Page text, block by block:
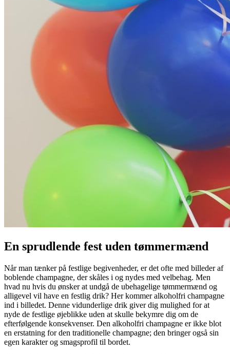
En sprudlende fest uden tømmermænd
Når man tænker på festlige begivenheder, er det ofte med billeder af
boblende champagne, der skåles i og nydes med velbehag. Men
hvad nu hvis du ønsker at undgå de ubehagelige tømmermænd og
alligevel vil have en festlig drik? Her kommer alkoholfri champagne
ind i billedet. Denne vidunderlige drik giver dig mulighed for at
nyde de festlige øjeblikke uden at skulle bekymre dig om de
efterfølgende konsekvenser. Den alkoholfri champagne er ikke blot
en erstatning for den traditionelle champagne; den bringer også sin
egen karakter og smagsprofil til bordet.